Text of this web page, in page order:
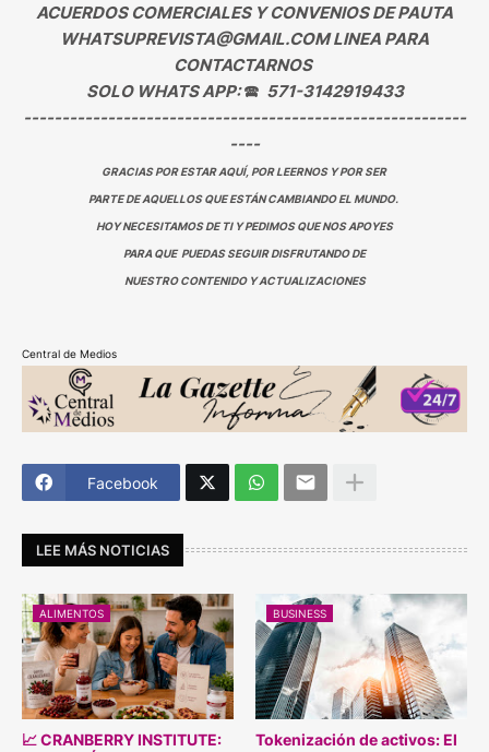
ACUERDOS COMERCIALES Y CONVENIOS DE PAUTA
WHATSUPREVISTA@GMAIL.COM LINEA PARA
CONTACTARNOS
SOLO WHATS APP:🕿 571-3142919433
----------------------------------------------------------
----
GRACIAS POR ESTAR AQUÍ, POR LEERNOS Y POR SER
PARTE DE AQUELLOS QUE ESTÁN CAMBIANDO EL MUNDO.
HOY NECESITAMOS DE TI Y PEDIMOS QUE NOS APOYES
PARA QUE PUEDAS SEGUIR DISFRUTANDO DE
NUESTRO CONTENIDO Y ACTUALIZACIONES
Central de Medios
Facebook
LEE MÁS NOTICIAS
ALIMENTOS
📈 CRANBERRY INSTITUTE:
BUSINESS
Tokenización de activos: El